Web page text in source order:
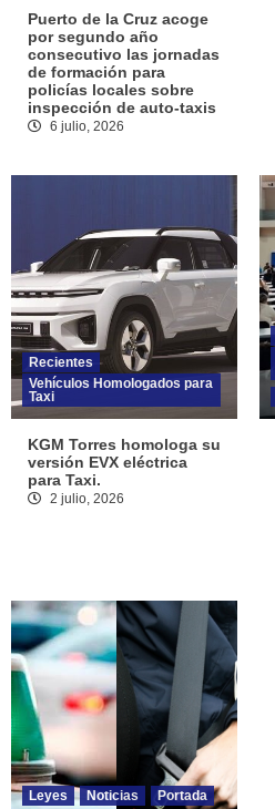
Puerto de la Cruz acoge
por segundo año
consecutivo las jornadas
de formación para
policías locales sobre
inspección de auto-taxis
6 julio, 2026
Recientes
Vehículos Homologados para
Taxi
KGM Torres homologa su
versión EVX eléctrica
para Taxi.
2 julio, 2026
Leyes Noticias Portada